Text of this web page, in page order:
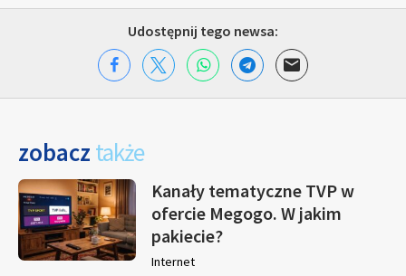
Udostępnij tego newsa:
zobacz także
Kanały tematyczne TVP w
ofercie Megogo. W jakim
pakiecie?
Internet